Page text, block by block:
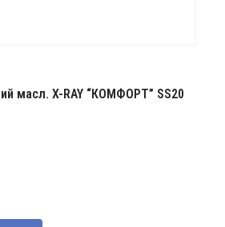
масл. X-RAY “КОМФОРТ” SS20